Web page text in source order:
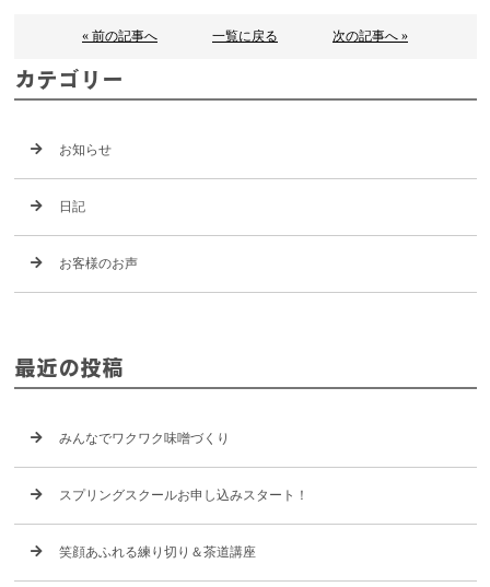
« 前の記事へ 一覧に戻る 次の記事へ »
カテゴリー
お知らせ
日記
お客様のお声
最近の投稿
みんなでワクワク味噌づくり
スプリングスクールお申し込みスタート！
笑顔あふれる練り切り＆茶道講座